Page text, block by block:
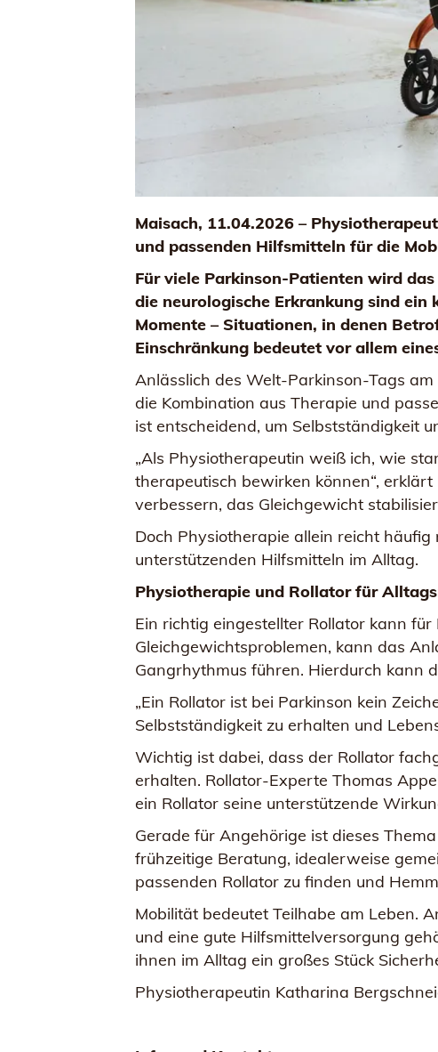
Maisach, 11.04.2026 –
und passenden Hilfsmitteln für die
Für viele Parkinson-Patienten wird
die neurologische Erkrankung sind ein
Momente – Situationen, in denen
Einschränkung bedeutet vor allem
Anlässlich des Welt-Parkinson-Tags
die Kombination aus Therapie und
ist entscheidend, um Selbstständigkeit
„Als Physiotherapeutin weiß ich, wie
therapeutisch bewirken können“,
verbessern, das Gleichgewicht
Doch Physiotherapie allein reicht
unterstützenden Hilfsmitteln im Alltag.
Physiotherapie und Rollator für
Ein richtig eingestellter Rollator kann
Gleichgewichtsproblemen, kann das
Gangrhythmus führen. Hierdurch kann
„Ein Rollator ist bei Parkinson kein
Selbstständigkeit zu erhalten und
Wichtig ist dabei, dass der Rollator
erhalten. Rollator-Experte Thomas
ein Rollator seine unterstützende
Gerade für Angehörige ist dieses
frühzeitige Beratung, idealerweise
passenden Rollator zu finden und
Mobilität bedeutet Teilhabe am Leben.
und eine gute Hilfsmittelversorgung
ihnen im Alltag ein großes Stück
Physiotherapeutin Katharina